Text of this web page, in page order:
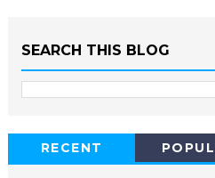
SEARCH THIS BLOG
RECENT